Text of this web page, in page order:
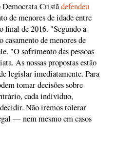
Democrata Cristãdefendeu
de menores de idade entre
final de 2016. "Segundo a
de menores de
"O sofrimento das pessoas
As nossas propostas estão
legislar imediatamente. Para
tomar decisões sobre
cada indivíduo,
Não iremos tolerar
— nem mesmo em casos